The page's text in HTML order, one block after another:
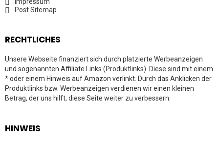
Post Sitemap
RECHTLICHES
Unsere Webseite finanziert sich durch platzierte Werbeanzeigen
und sogenannten Affiliate Links (Produktlinks). Diese sind mit einem
* oder einem Hinweis auf Amazon verlinkt. Durch das Anklicken der
Produktlinks bzw. Werbeanzeigen verdienen wir einen kleinen
Betrag, der uns hilft, diese Seite weiter zu verbessern.
HINWEIS